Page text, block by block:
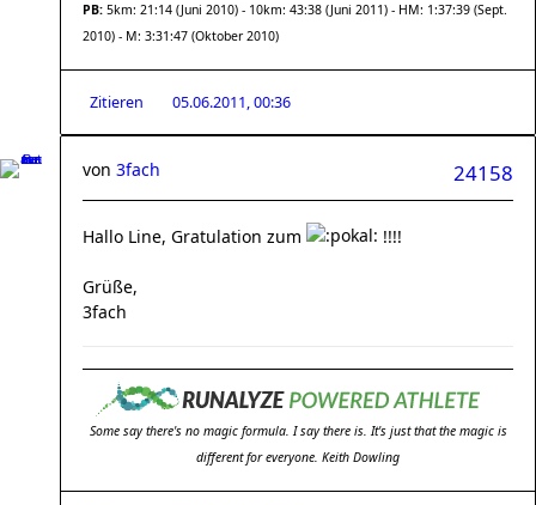
PB: 5km: 21:14 (Juni 2010) - 10km: 43:38 (Juni 2011) - HM: 1:37:39 (Sept.
2010) - M: 3:31:47 (Oktober 2010)
Zitieren 05.06.2011, 00:36
24158
von 3fach
Hallo Line, Gratulation zum !!!!
Grüße,
3fach
Some say there's no magic formula. I say there is. It's just that the magic is
different for everyone. Keith Dowling